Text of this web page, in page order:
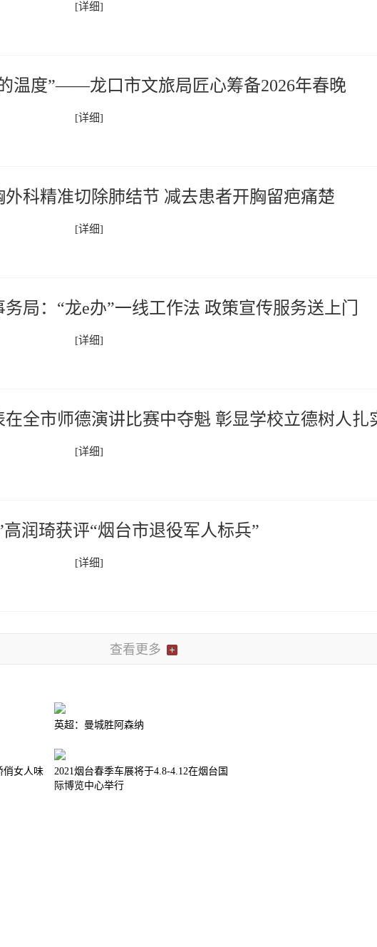
[详细]
温度”——龙口市文旅局匠心筹备2026年春晚
[详细]
科精准切除肺结节 减去患者开胸留疤痛楚
[详细]
局：“龙e办”一线工作法 政策宣传服务送上门
[详细]
全市师德演讲比赛中夺魁 彰显学校立德树人扎
[详细]
润琦获评“烟台市退役军人标兵”
[详细]
查看更多
英超：曼城胜阿森纳
俏女人味
2021烟台春季车展将于4.8-4.12在烟台国
际博览中心举行